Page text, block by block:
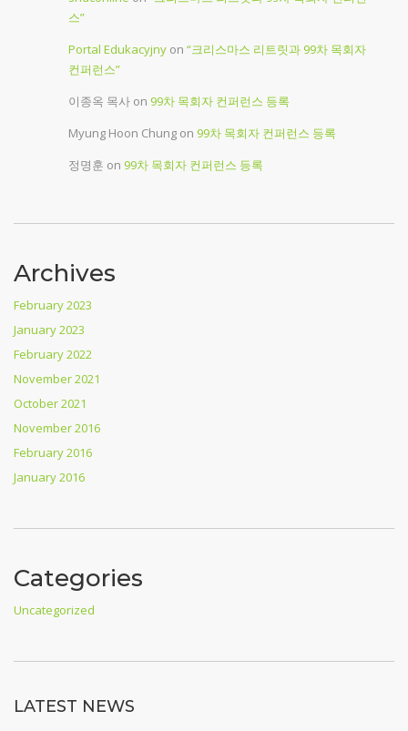
스”
Portal Edukacyjny on “크리스마스 리트릿과 99차 목회자
컨퍼런스”
이종옥 목사 on 99차 목회자 컨퍼런스 등록
Myung Hoon Chung on 99차 목회자 컨퍼런스 등록
정명훈 on 99차 목회자 컨퍼런스 등록
Archives
February 2023
January 2023
February 2022
November 2021
October 2021
November 2016
February 2016
January 2016
Categories
Uncategorized
LATEST NEWS